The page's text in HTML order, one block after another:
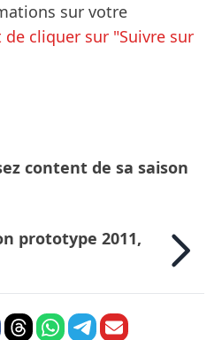
sur votre
cliquer sur "Suivre sur
content de sa saison
prototype 2011,